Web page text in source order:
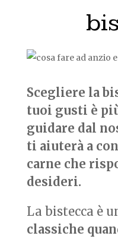
Scegliere la
tuoi gusti è
guidare dal
ti aiuterà a
carne che
desideri.
La bistecca è
classiche